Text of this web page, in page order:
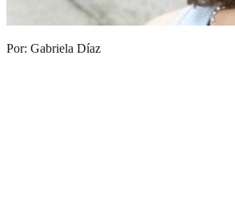
Por: Gabriela Díaz